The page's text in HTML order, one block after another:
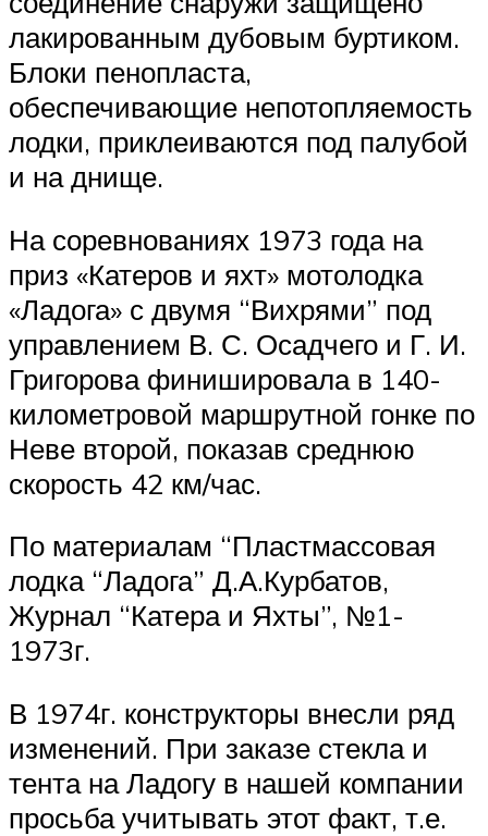
лакированным дубовым буртиком.
Блоки пенопласта,
обеспечивающие непотопляемость
лодки, приклеиваются под палубой
и на днище.
На соревнованиях 1973 года на
приз «Катеров и яхт» мотолодка
«Ладога» с двумя “Вихрями” под
управлением В. С. Осадчего и Г. И.
Григорова финишировала в 140-
километровой маршрутной гонке по
Неве второй, показав среднюю
скорость 42 км/час.
По материалам “Пластмассовая
лодка “Ладога” Д.А.Курбатов,
Журнал “Катера и Яхты”, №1-
1973г.
В 1974г. конструкторы внесли ряд
изменений. При заказе стекла и
тента на Ладогу в нашей компании
просьба учитывать этот факт, т.е.